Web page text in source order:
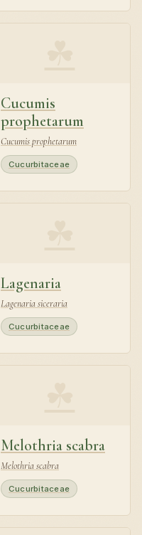
Cucumis
prophetarum
Cucumis prophetarum
Cucurbitaceae
Lagenaria
Lagenaria siceraria
Cucurbitaceae
Melothria scabra
Melothria scabra
Cucurbitaceae